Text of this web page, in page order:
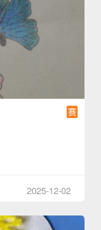
赛
2025-12-02